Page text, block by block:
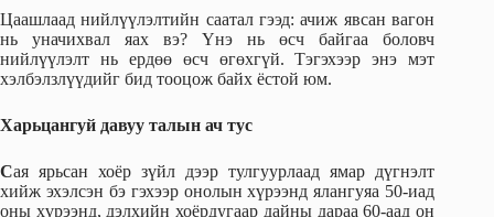
Цаашлаад нийлүүлэлтийн саатал гээд: ачиж явсан вагон
нь уначихвал яах вэ? Үнэ нь өсч байгаа боловч
нийлүүлэлт нь ердөө өсч өгөхгүй. Тэгэхээр энэ мэт
хэлбэлзлүүдийг бид тооцож байх ёстой юм.
Харьцангуй давуу талын ач тус
Сая ярьсан хоёр зүйл дээр тулгуурлаад ямар дүгнэлт
хийж эхэлсэн бэ гэхээр онолын хүрээнд ялангуяа 50-иад
оны хүрээнд, дэлхийн хоёрдугаар дайны дараа 60-аад он